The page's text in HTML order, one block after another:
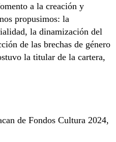
a la creación y
propusimos: la
la dinamización del
de las brechas de género
la titular de la cartera,
de Fondos Cultura 2024,